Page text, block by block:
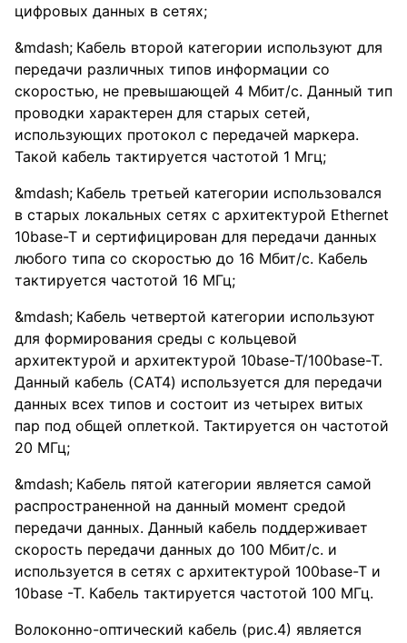
цифровых данных в сетях;
Кабель второй категории используют для
передачи различных типов информации со
скоростью, не превышающей 4 Мбит/с. Данный тип
проводки характерен для старых сетей,
использующих протокол с передачей маркера.
Такой кабель тактируется частотой 1 Мгц;
Кабель третьей категории использовался
в старых локальных сетях с архитектурой Ethernet
10base-T и сертифицирован для передачи данных
любого типа со скоростью до 16 Мбит/с. Кабель
тактируется частотой 16 МГц;
Кабель четвертой категории используют
для формирования среды с кольцевой
архитектурой и архитектурой 10base-T/100base-T.
Данный кабель (CAT4) используется для передачи
данных всех типов и состоит из четырех витых
пар под общей оплеткой. Тактируется он частотой
20 МГц;
Кабель пятой категории является самой
распространенной на данный момент средой
передачи данных. Данный кабель поддерживает
скорость передачи данных до 100 Мбит/c. и
используется в сетях с архитектурой 100base-T и
10base -T. Кабель тактируется частотой 100 МГц.
Волоконно-оптический кабель (рис.4) является